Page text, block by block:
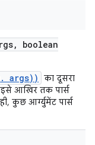
,
boolean
args))
का दूसरा
इसे आखिर तक पार्स
कुछ आर्ग्युमेंट पार्स